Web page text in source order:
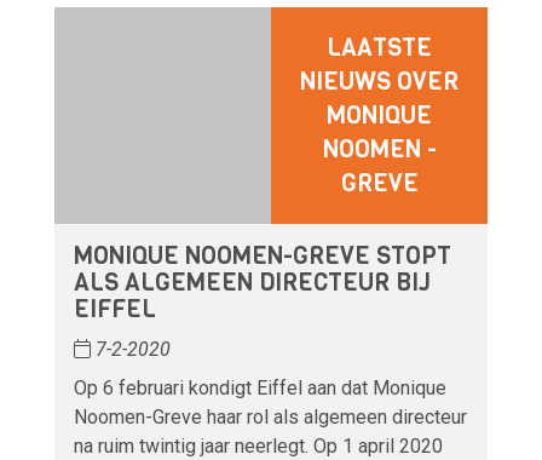
LAATSTE
NIEUWS OVER
MONIQUE
NOOMEN -
GREVE
MONIQUE NOOMEN-GREVE STOPT
ALS ALGEMEEN DIRECTEUR BIJ
EIFFEL
7-2-2020
Op 6 februari kondigt Eiffel aan dat Monique
Noomen-Greve haar rol als algemeen directeur
na ruim twintig jaar neerlegt. Op 1 april 2020